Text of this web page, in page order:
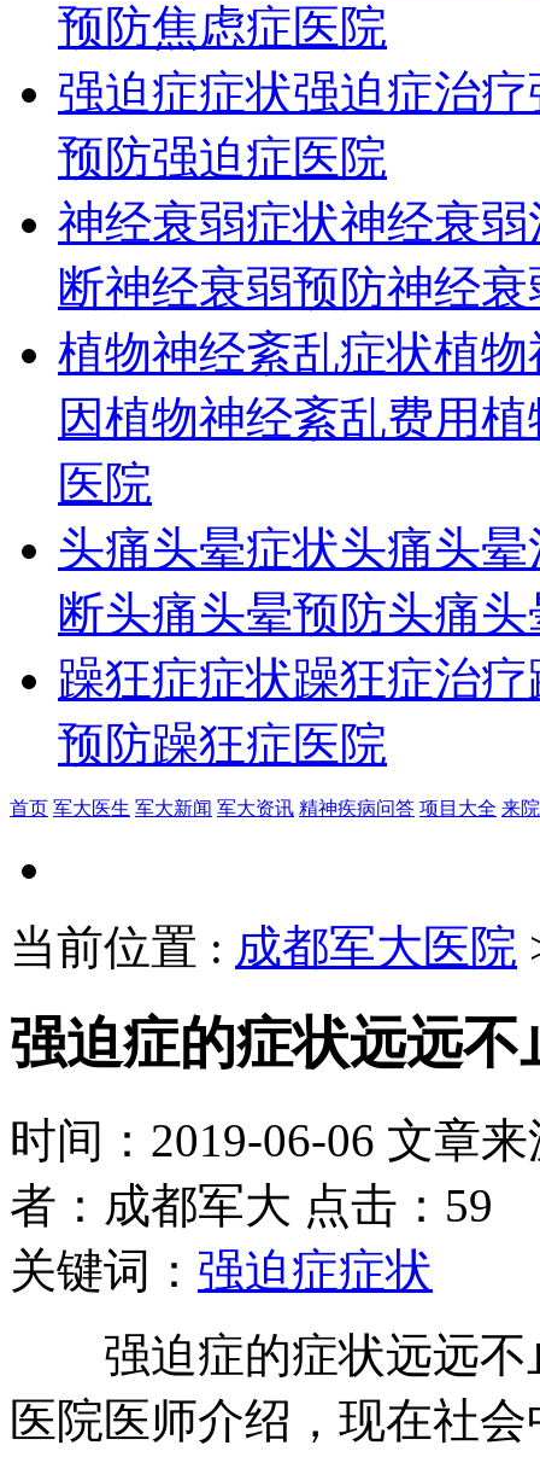
预防焦虑症医院
强迫症症状强迫症治疗
预防强迫症医院
神经衰弱症状神经衰弱
断神经衰弱预防神经
植物神经紊乱症状植物
因植物神经紊乱费用植
医院
头痛头晕症状头痛头
断头痛头晕预防头痛
躁狂症症状躁狂症治疗
预防躁狂症医院
首页 军大医生 军大新闻 军大资讯 精神疾病问答 项目大全 来
当前位置 : 成都军大医院
强迫症的症状远远
时间：2019-06-06 文章
者：成都军大 点击：59
关键词： 强迫症症状
强迫症的症状远远不
医院医师介绍，现在社